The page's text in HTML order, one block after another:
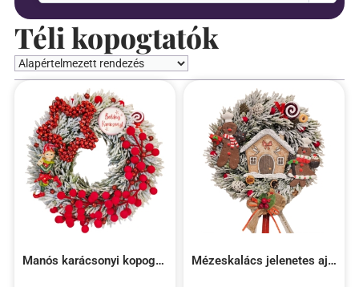
Téli kopogtatók
Manós karácsonyi kopogtató Mézeskalács jelenetes ajtó kopogtató világítással